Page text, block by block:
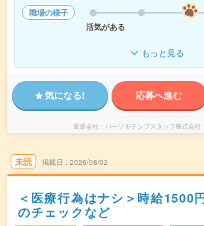
職場の様子
活気がある
もっと見る
気になる! 応募へ進む
派遣会社 パーソルテンプスタッフ株式会
未読 掲載日 2026/08/02
＜医療行為はナシ＞時給1500
のチェックなど